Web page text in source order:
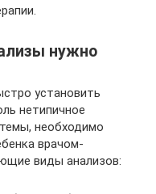
нужно
установить
нетипичное
необходимо
врачом-
виды анализов: